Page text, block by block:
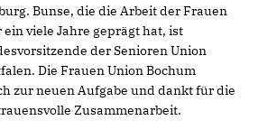
Bunse, die die Arbeit der Frauen
viele Jahre geprägt hat, ist
der Senioren Union
Die Frauen Union Bochum
zur neuen Aufgabe und dankt für die
Zusammenarbeit.